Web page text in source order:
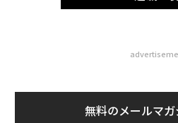
無料のメールマ